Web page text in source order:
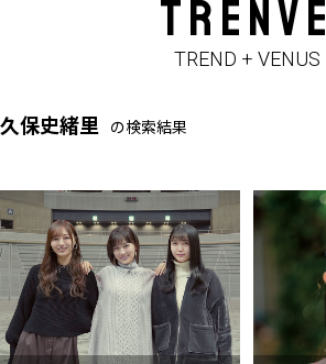
TRENVE
TREND + VENUS
久保史緒里 の検索結果